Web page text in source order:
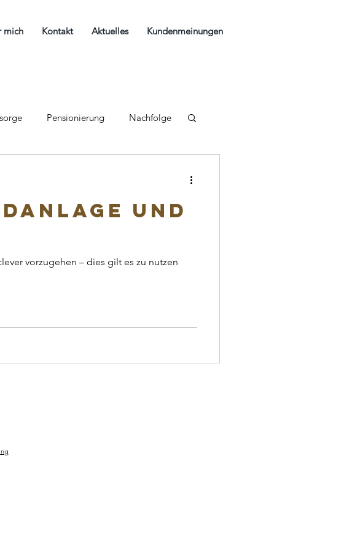
mich Kontakt Aktuelles Kundenmeinungen
Pensionierung Nachfolge
und
vorzugehen – dies gilt es zu nutzen